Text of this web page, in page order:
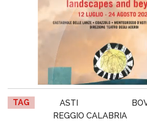
TAG ASTI
REGGIO CALABRIA